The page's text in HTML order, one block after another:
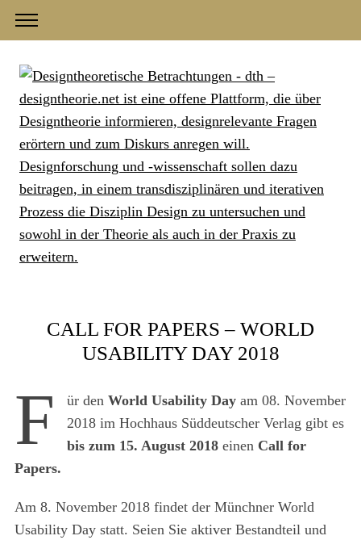
CALL FOR PAPERS – WORLD
USABILITY DAY 2018
F ür den World Usability Dayam 08. November
2018 im Hochhaus Süddeutscher Verlag gibt es
bis zum 15. August 2018einen Call for
Papers.
Am 8. November 2018 findet der Münchner World
Usability Day statt. Seien Sie aktiver Bestandteil und